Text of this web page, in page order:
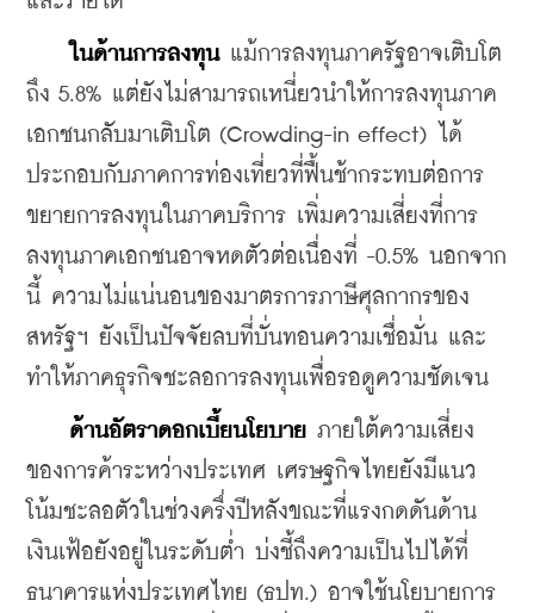
ในด้านการลงทุน แม้การลงทุนภาครัฐอาจเติบโต
ถึง 5.8% แต่ยังไม่สามารถเหนี่ยวนำให้การลงทุนภาค
เอกชนกลับมาเติบโต (Crowding-in effect) ได้
ประกอบกับภาคการท่องเที่ยวที่ฟื้นช้ากระทบต่อการ
ขยายการลงทุนในภาคบริการ เพิ่มความเสี่ยงที่การ
ลงทุนภาคเอกชนอาจหดตัวต่อเนื่องที่ -0.5% นอกจาก
นี้ ความไม่แน่นอนของมาตรการภาษีศุลกากรของ
สหรัฐฯ ยังเป็นปัจจัยลบที่บั่นทอนความเชื่อมั่น และ
ทำให้ภาคธุรกิจชะลอการลงทุนเพื่อรอดูความชัดเจน
ด้านอัตราดอกเบี้ยนโยบาย ภายใต้ความเสี่ยง
ของการค้าระหว่างประเทศ เศรษฐกิจไทยยังมีแนว
โน้มชะลอตัวในช่วงครึ่งปีหลังขณะที่แรงกดดันด้าน
เงินเฟ้อยังอยู่ในระดับต่ำ บ่งชี้ถึงความเป็นไปได้ที่
ธนาคารแห่งประเทศไทย (ธปท.) อาจใช้นโยบายการ